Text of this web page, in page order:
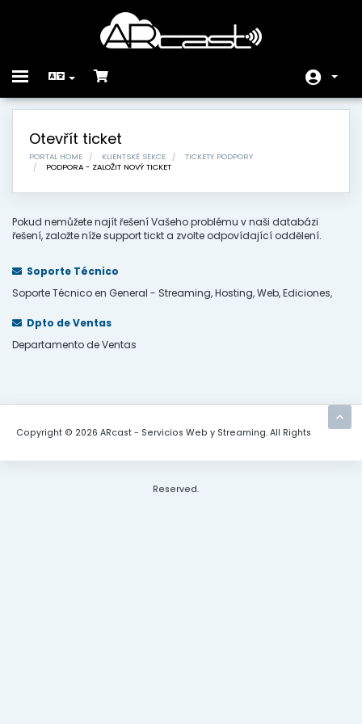
Toggle
Store
Databáze řešení
Otevřít ticket
PORTAL HOME KLIENTSKÉ SEKCE
TICKETY PODPORY
PODPORA - ZALOŽIT NOVÝ TICKET
Pokud nemůžete najít řešení Vašeho problému v naši databázi
řešení, založte níže support tickt a zvolte odpovídající oddělení.
Soporte Técnico
Soporte Técnico en General - Streaming, Hosting, Web, Ediciones,
Dpto de Ventas
Departamento de Ventas
Copyright © 2026 ARcast - Servicios Web y Streaming. All Rights
Reserved.